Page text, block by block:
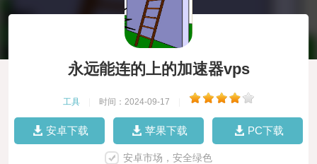
永远能连的上的加速器vps
工具 时间：2024-09-17
安卓下载 苹果下载 PC下载
安卓市场，安全绿色